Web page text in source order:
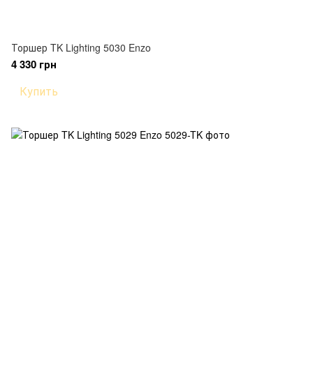
Торшер TK Lighting 5030 Enzo
4 330 грн
Купить